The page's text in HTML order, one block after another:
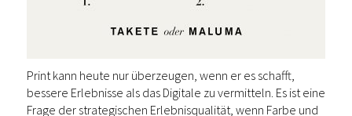
Print kann heute nur überzeugen, wenn er es schafft,
bessere Erlebnisse als das Digitale zu vermitteln. Es ist eine
Frage der strategischen Erlebnisqualität, wenn Farbe und